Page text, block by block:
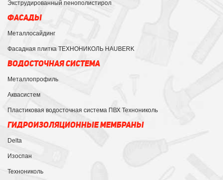
Экструдированный пенополистирол
ФАСАДЫ
Металлосайдинг
Фасадная плитка ТЕХНОНИКОЛЬ HAUBERK
ВОДОСТОЧНАЯ СИСТЕМА
Металлопрофиль
Аквасистем
Пластиковая водосточная система ПВХ Технониколь
ГИДРОИЗОЛЯЦИОННЫЕ МЕМБРАНЫ
Delta
Изоспан
Технониколь